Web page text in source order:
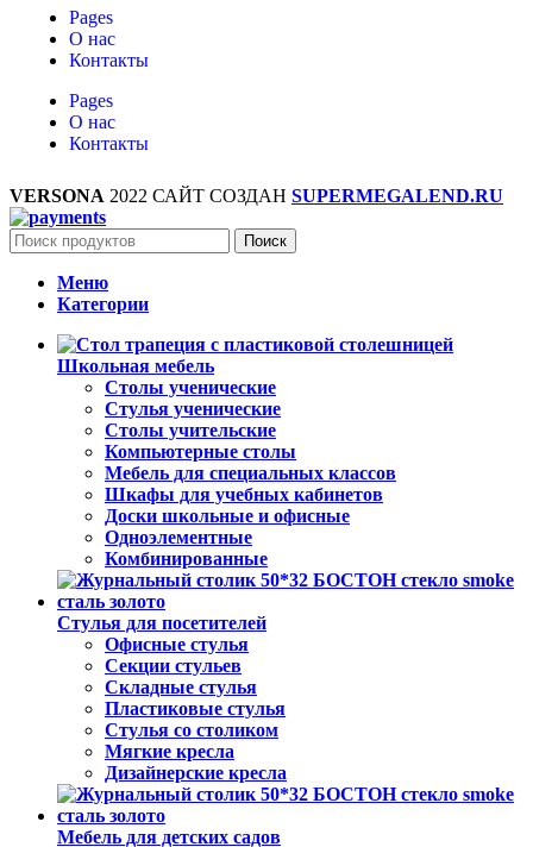
Pages
О нас
Контакты
Pages
О нас
Контакты
VERSONA 2022 САЙТ СОЗДАН SUPERMEGALEND.RU
Поиск
Меню
Категории
Школьная мебель
Столы ученические
Стулья ученические
Столы учительские
Компьютерные столы
Мебель для специальных классов
Шкафы для учебных кабинетов
Доски школьные и офисные
Одноэлементные
Комбинированные
Стулья для посетителей
Офисные стулья
Секции стульев
Складные стулья
Пластиковые стулья
Стулья со столиком
Мягкие кресла
Дизайнерские кресла
Мебель для детских садов